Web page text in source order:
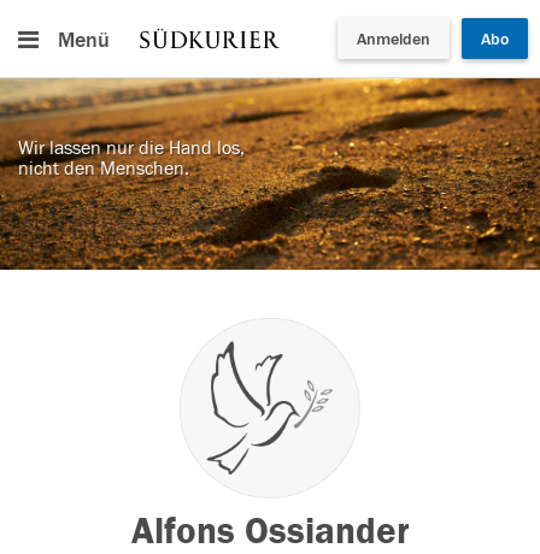
Menü Anmelden Abo
Wir lassen nur die Hand los,
nicht den Menschen.
Alfons Ossiander